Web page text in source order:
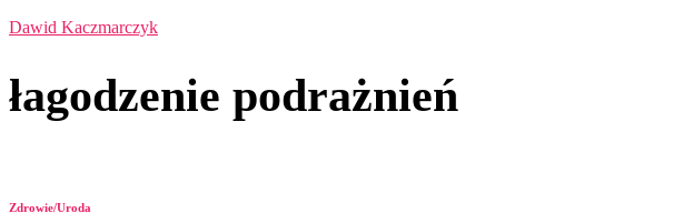
Dawid Kaczmarczyk
łagodzenie podrażnień
Zdrowie/Uroda